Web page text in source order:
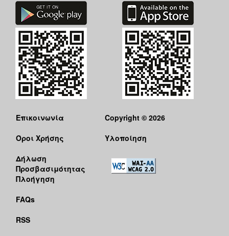
Επικοινωνία
Όροι Χρήσης
Δήλωση
Προσβασιμότητας
Πλοήγηση
FAQs
RSS
Copyright © 2026
Υλοποίηση